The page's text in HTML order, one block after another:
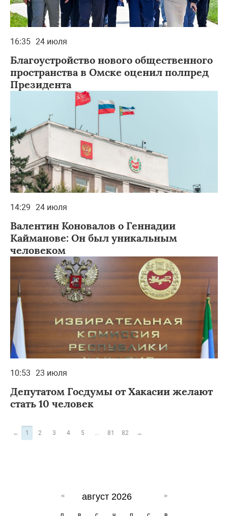
16:35 24 июля
Благоустройство нового общественного
пространства в Омске оценил полпред
Президента
14:29 24 июля
Валентин Коновалов о Геннадии
Кайманове: Он был уникальным
человеком
10:53 23 июля
Депутатом Госдумы от Хакасии желают
стать 10 человек
← 1 2 3 4 5 81 82 →
август 2026